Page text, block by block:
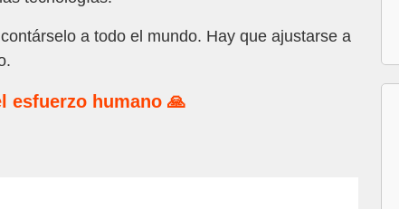
a todo el mundo. Hay que ajustarse a
esfuerzo humano 🙏